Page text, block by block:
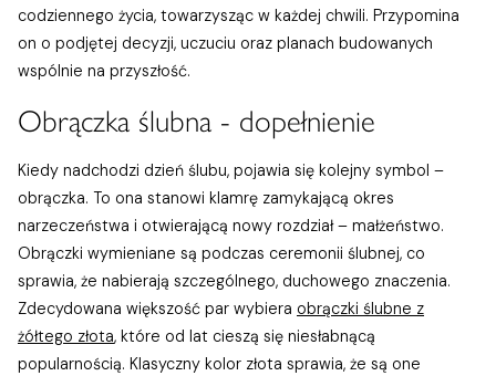
codziennego życia, towarzysząc w każdej chwili. Przypomina
on o podjętej decyzji, uczuciu oraz planach budowanych
wspólnie na przyszłość.
Obrączka ślubna - dopełnienie
Kiedy nadchodzi dzień ślubu, pojawia się kolejny symbol –
obrączka. To ona stanowi klamrę zamykającą okres
narzeczeństwa i otwierającą nowy rozdział – małżeństwo.
Obrączki wymieniane są podczas ceremonii ślubnej, co
sprawia, że nabierają szczególnego, duchowego znaczenia.
Zdecydowana większość par wybiera obrączki ślubne z
żółtego złota, które od lat cieszą się niesłabnącą
popularnością. Klasyczny kolor złota sprawia, że są one